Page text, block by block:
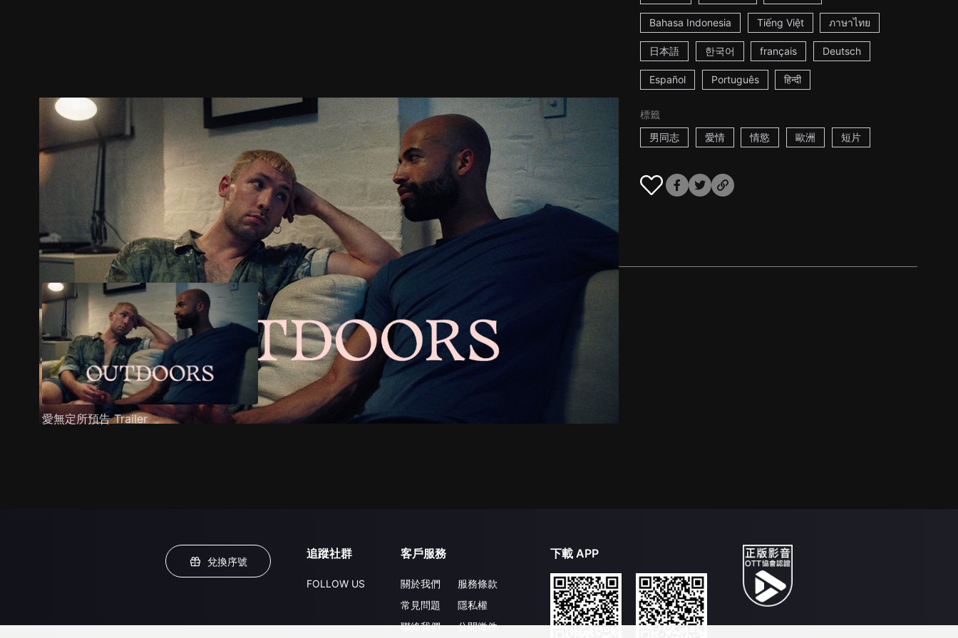
Bahasa Indonesia Tiếng Việt ภาษาไทย
日本語 한국어 français Deutsch
Español Português हिन्दी
標籤
男同志
愛情 情慾 歐洲 短片
預告 劇照 推薦影片 劇情介紹
愛無定所預告 Trailer
兌換序號
追蹤社群
FOLLOW US
客戶服務
關於我們
常見問題
聯絡我們
服務條款
隱私權
公開徵件
下載 APP